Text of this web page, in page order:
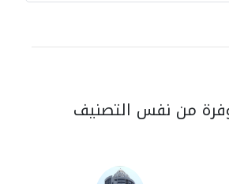
من نفس التصنيف